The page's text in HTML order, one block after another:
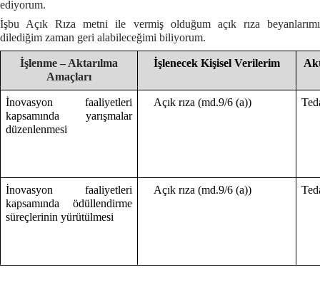
ediyorum.
İşbu Açık Rıza metni ile vermiş olduğum açık rıza beyanlarımı
dilediğim zaman geri alabileceğimi biliyorum.
İşlenme – Aktarılma
Amaçları
İşlenecek Kişisel Verilerim
İnovasyon faaliyetleri
kapsamında yarışmalar
düzenlenmesi
Açık rıza (md.9/6 (a))
İnovasyon faaliyetleri
kapsamında ödüllendirme
süreçlerinin yürütülmesi
Açık rıza (md.9/6 (a))